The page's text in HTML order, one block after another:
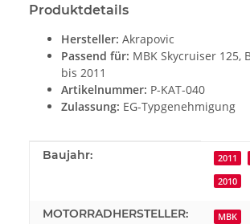
Produktdetails
Hersteller: Akrapovic
Passend für: MBK Skycruiser 125,
bis 2011
Artikelnummer: P-KAT-040
Zulassung: EG-Typgenehmigung
Produkteigenschaft
Wert
Baujahr: 2011
2010
MOTORRADHERSTELLER: MBK